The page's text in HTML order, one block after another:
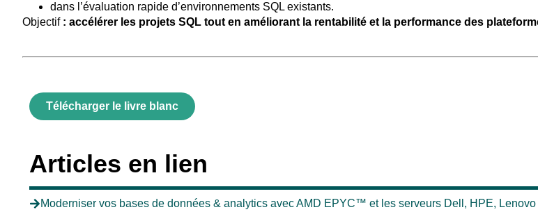
dans l’évaluation rapide d’environnements SQL existants.
Objectif : accélérer les projets SQL tout en améliorant la rentabilité et la performance des
Télécharger le livre blanc
Articles en lien
Moderniser vos bases de données & analytics avec AMD EPYC™ et les serveurs Dell, HPE,